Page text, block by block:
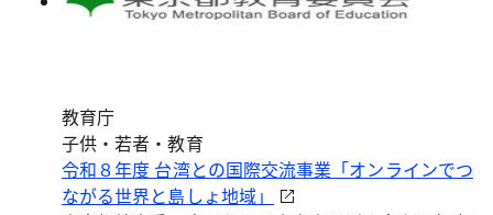
教育庁
子供・若者・教育
令和８年度 台湾との国際交流事業「オンラインでつ
ながる世界と島しょ地域」